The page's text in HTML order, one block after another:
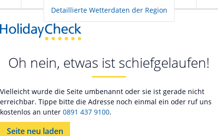
Detaillierte Wetterdaten der Region
Oh nein, etwas ist schiefgelaufen!
Vielleicht wurde die Seite umbenannt oder sie ist gerade nicht
erreichbar. Tippe bitte die Adresse noch einmal ein oder ruf uns
kostenlos an unter 0891 437 9100.
Seite neu laden